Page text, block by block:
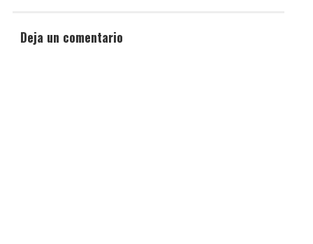
Deja un comentario